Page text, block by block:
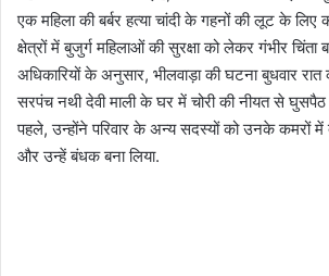
एक महिला की बर्बर हत्या चांदी के गहनों की लूट के लिए
क्षेत्रों में बुजुर्ग महिलाओं की सुरक्षा को लेकर गंभीर
अधिकारियों के अनुसार, भीलवाड़ा की घटना बुधवार रात
सरपंच नथी देवी माली के घर में चोरी की नीयत से
पहले, उन्होंने परिवार के अन्य सदस्यों को उनके कमरों में
और उन्हें बंधक बना लिया.